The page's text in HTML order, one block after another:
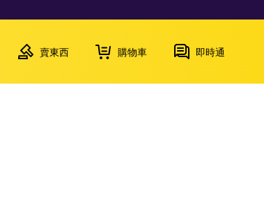
賣東西 購物車 即時通